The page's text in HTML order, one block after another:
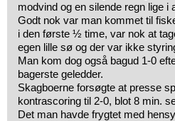
modvind og en silende regn lige i
Godt nok var man kommet til
i den første ½ time, var nok at
egen lille sø og der var ikke
Man kom dog også bagud 1-0
bagerste geledder.
Skagboerne forsøgte at presse
kontrascoring til 2-0, blot 8 min.
Det man havde frygtet med